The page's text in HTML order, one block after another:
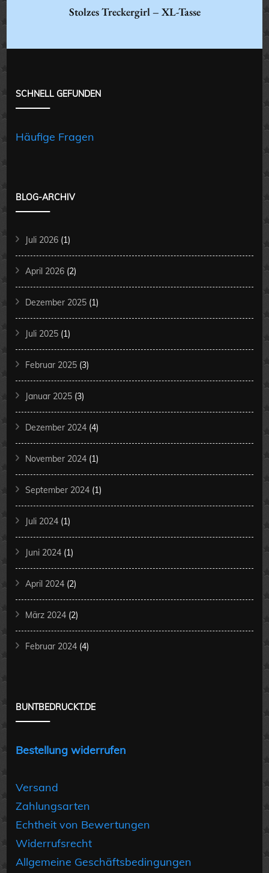
Stolzes Treckergirl – XL-Tasse
SCHNELL GEFUNDEN
Häufige Fragen
BLOG-ARCHIV
Juli 2026 (1)
April 2026 (2)
Dezember 2025 (1)
Juli 2025 (1)
Februar 2025 (3)
Januar 2025 (3)
Dezember 2024 (4)
November 2024 (1)
September 2024 (1)
Juli 2024 (1)
Juni 2024 (1)
April 2024 (2)
März 2024 (2)
Februar 2024 (4)
BUNTBEDRUCKT.DE
Bestellung widerrufen
Versand
Zahlungsarten
Echtheit von Bewertungen
Widerrufsrecht
Allgemeine Geschäftsbedingungen